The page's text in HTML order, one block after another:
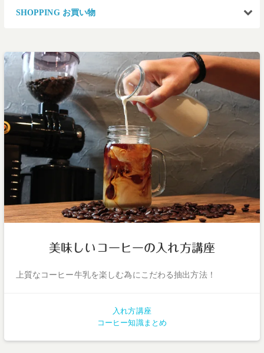
SHOPPING お買い物
美味しいコーヒーの入れ方講座
上質なコーヒー牛乳を楽しむ為にこだわる抽出方法！
入れ方講座
コーヒー知識まとめ